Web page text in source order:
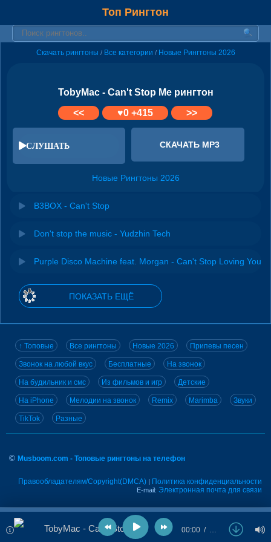
Топ Рингтон
Скачать рингтоны / Все категории / Новые Рингтоны 2026
TobyMac - Can't Stop Me рингтон
<<
♥0+415 >>
СЛУШАТЬ СКАЧАТЬ MP3
Новые Рингтоны 2026
B3BOX - Can't Stop
Don't stop the music - Yudzhin Tech
Purple Disco Machine feat. Morgan - Can't Stop Loving You
ПОКАЗАТЬ ЕЩЁ
↑ Топовые Все рингтоны Новые 2026 Припевы песен
Звонок на любой вкус Бесплатные На звонок
На будильник и смс Из фильмов и игр Детские
На iPhone Мелодии на звонок Remix Marimba Звуки
TikTok Разные
© Musboom.com - Топовые рингтоны на телефон
Правообладателям/Copyright(DMCA) | Политика конфиденциальности
E-mail: Электронная почта для связи
TobyMac - Can't Stop Me 00:00 …